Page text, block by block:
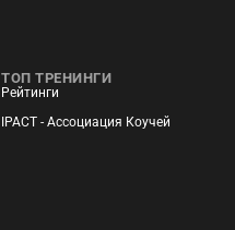
ТОП ТРЕНИНГИ
Рейтинги
IPACT - Ассоциация Коучей